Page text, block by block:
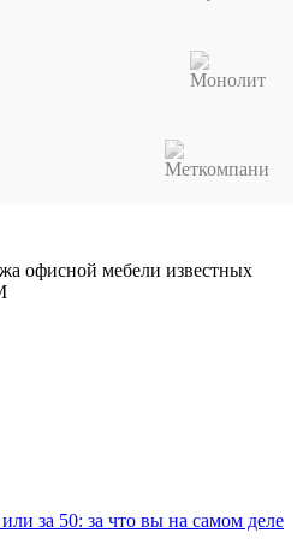
офисной мебели известных